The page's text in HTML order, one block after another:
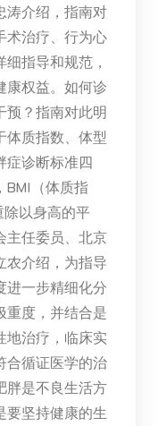
涛介绍，指南对
术治疗、行为心
指导和规范，
康权益。如何诊
预？指南对此明
体质指数、体型
症诊断标准四
BMI（体质指
以身高的平
主任委员、北京
农介绍，为指导
进一步精细化分
重度，并结合是
地治疗，临床实
合循证医学的治
胖是不良生活方
要坚持健康的生